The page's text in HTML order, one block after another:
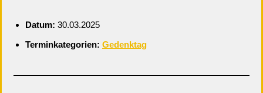
Datum: 30.03.2025
Terminkategorien: Gedenktag